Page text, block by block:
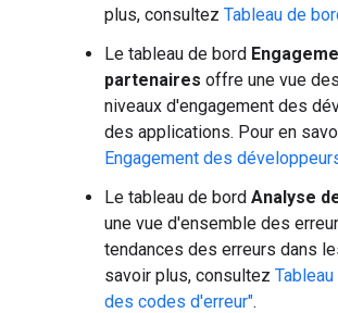
plus, consultez Tableau de
Le tableau de bord
partenaires offre une vue
niveaux d'engagement des
des applications. Pour en
Engagement des
Le tableau de bord Analyse
une vue d'ensemble des
tendances des erreurs dans
savoir plus, consultez
des codes d'erreur".